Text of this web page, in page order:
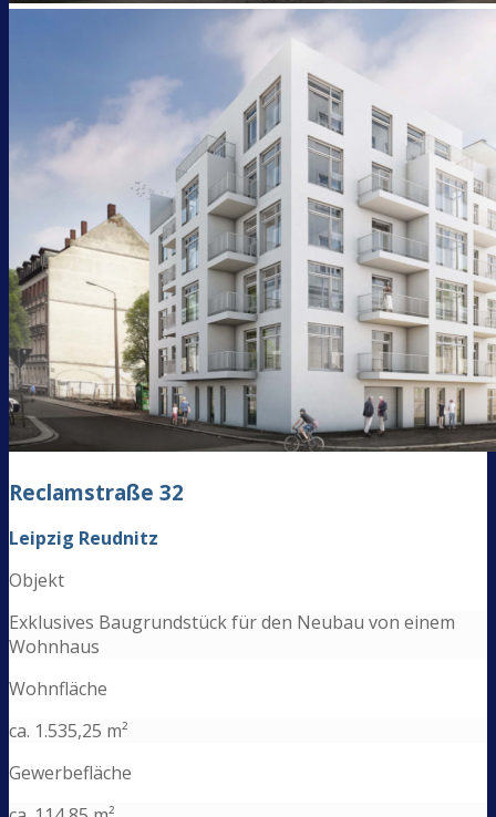
Reclamstraße 32
Leipzig Reudnitz
Objekt
Exklusives Baugrundstück für den Neubau von einem
Wohnhaus
Wohnfläche
ca. 1.535,25 m²
Gewerbefläche